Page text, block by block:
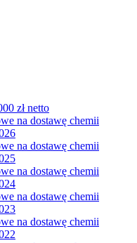
zł netto
na dostawę chemii
na dostawę chemii
na dostawę chemii
na dostawę chemii
na dostawę chemii